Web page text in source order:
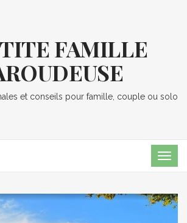
FAMILLE
et conseils pour famille, couple ou solo